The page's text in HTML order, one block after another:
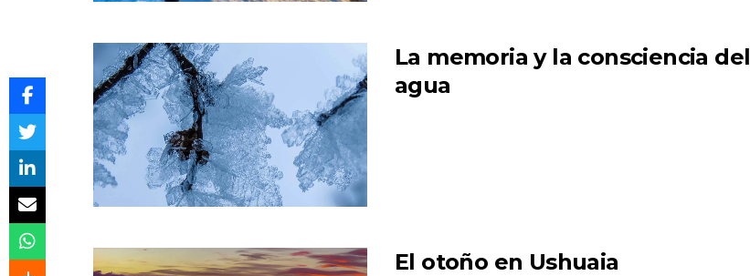
La memoria y la consciencia del
agua
El otoño en Ushuaia